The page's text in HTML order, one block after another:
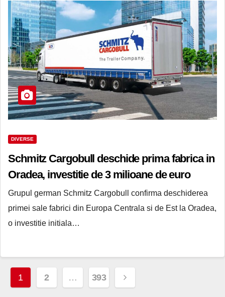
DIVERSE
Schmitz Cargobull deschide prima fabrica in
Oradea, investitie de 3 milioane de euro
Grupul german Schmitz Cargobull confirma deschiderea
primei sale fabrici din Europa Centrala si de Est la Oradea,
o investitie initiala…
Paginație
1 2 … 393